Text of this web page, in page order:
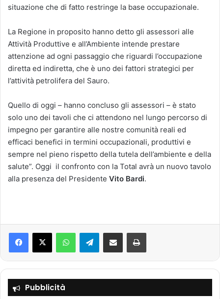
situazione che di fatto restringe la base occupazionale.
La Regione in proposito hanno detto gli assessori alle
Attività Produttive e all’Ambiente intende prestare
attenzione ad ogni passaggio che riguardi l’occupazione
diretta ed indiretta, che è uno dei fattori strategici per
l’attività petrolifera del Sauro.
Quello di oggi – hanno concluso gli assessori – è stato
solo uno dei tavoli che ci attendono nel lungo percorso di
impegno per garantire alle nostre comunità reali ed
efficaci benefici in termini occupazionali, produttivi e
sempre nel pieno rispetto della tutela dell’ambiente e della
salute”. Oggi il confronto con la Total avrà un nuovo tavolo
alla presenza del Presidente Vito Bardi.
Telegram
Pubblicità